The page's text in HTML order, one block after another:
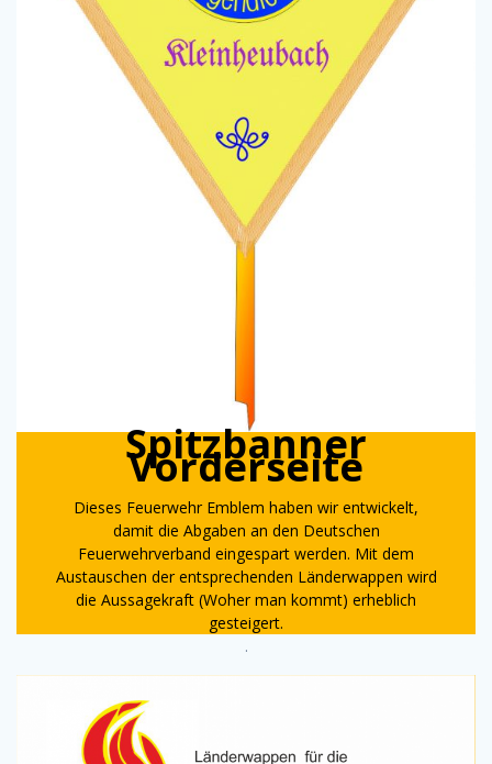
Spitzbanner
Vorderseite
Dieses Feuerwehr Emblem haben wir entwickelt,
damit die Abgaben an den Deutschen
Feuerwehrverband eingespart werden. Mit dem
Austauschen der entsprechenden Länderwappen wird
die Aussagekraft (Woher man kommt) erheblich
gesteigert.
.